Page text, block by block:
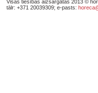
Visas tiesības aizsargātas 2013 ©
tālr: +371 20039309; e-pasts: